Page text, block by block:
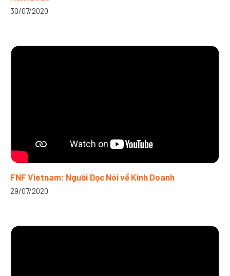
30/07/2020
FNF Vietnam: Người Đọc Nói về Kinh Doanh
29/07/2020